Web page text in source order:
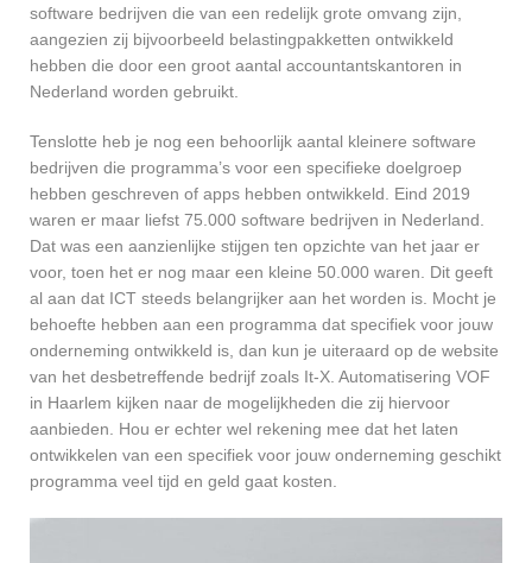
software bedrijven die van een redelijk grote omvang zijn,
aangezien zij bijvoorbeeld belastingpakketten ontwikkeld
hebben die door een groot aantal accountantskantoren in
Nederland worden gebruikt.
Tenslotte heb je nog een behoorlijk aantal kleinere software
bedrijven die programma’s voor een specifieke doelgroep
hebben geschreven of apps hebben ontwikkeld. Eind 2019
waren er maar liefst 75.000 software bedrijven in Nederland.
Dat was een aanzienlijke stijgen ten opzichte van het jaar er
voor, toen het er nog maar een kleine 50.000 waren. Dit geeft
al aan dat ICT steeds belangrijker aan het worden is. Mocht je
behoefte hebben aan een programma dat specifiek voor jouw
onderneming ontwikkeld is, dan kun je uiteraard op de website
van het desbetreffende bedrijf zoals It-X. Automatisering VOF
in Haarlem kijken naar de mogelijkheden die zij hiervoor
aanbieden. Hou er echter wel rekening mee dat het laten
ontwikkelen van een specifiek voor jouw onderneming geschikt
programma veel tijd en geld gaat kosten.